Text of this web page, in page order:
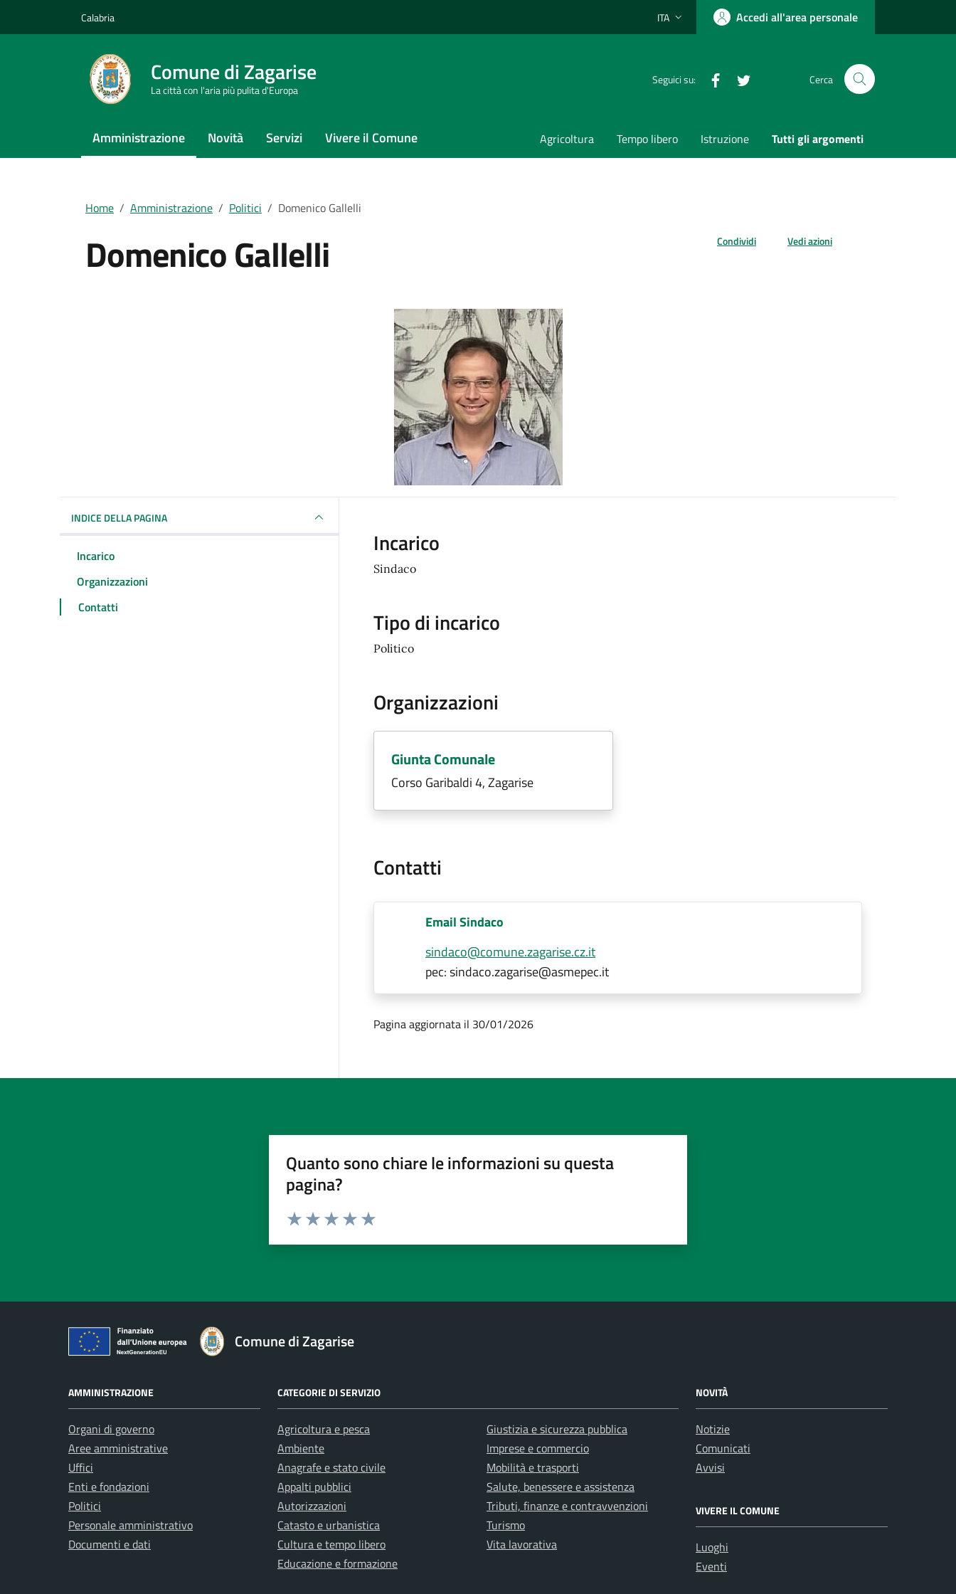
Calabria Lingua attiva:
ITA Accedi all'area personale
Comune di Zagarise
La città con l'aria più pulita d'Europa
Seguici su: Facebook Cerca
Amministrazione Novità Servizi Vivere il Comune Agricoltura Tempo libero Istruzione Tutti gli argomenti
Home Amministrazione Politici Domenico Gallelli
Domenico Gallelli Condividi Vedi azioni
INDICE DELLA PAGINA
Incarico
Organizzazioni
Contatti
Incarico
Sindaco
Tipo di incarico
Politico
Organizzazioni
Giunta Comunale
Corso Garibaldi 4, Zagarise
Contatti
Email Sindaco
sindaco@comune.zagarise.cz.it
pec: sindaco.zagarise@asmepec.it
Pagina aggiornata il 30/01/2026
Quanto sono chiare le informazioni su questa
pagina?
Comune di Zagarise
AMMINISTRAZIONE
Organi di governo
Aree amministrative
Uffici
Enti e fondazioni
Politici
Personale amministrativo
Documenti e dati
CATEGORIE DI SERVIZIO
Agricoltura e pesca
Ambiente
Anagrafe e stato civile
Appalti pubblici
Autorizzazioni
Catasto e urbanistica
Cultura e tempo libero
Educazione e formazione
Giustizia e sicurezza pubblica
Imprese e commercio
Mobilità e trasporti
Salute, benessere e assistenza
Tributi, finanze e contravvenzioni
Turismo
Vita lavorativa
NOVITÀ
Notizie
Comunicati
Avvisi
VIVERE IL COMUNE
Luoghi
Eventi